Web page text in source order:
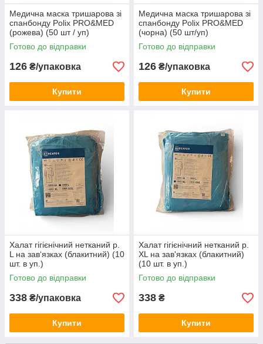
Медична маска тришарова зі
спанбонду Polix PRO&MED
(рожева) (50 шт / уп)
Готово до відправки
126 ₴/упаковка
Купити
Медична маска тришарова зі
спанбонду Polix PRO&MED
(чорна) (50 шт/уп)
Готово до відправки
126 ₴/упаковка
Купити
Халат гігієнічний нетканий р.
L на зав‘язках (блакитний) (10
шт. в уп.)
Готово до відправки
338 ₴/упаковка
Купити
Халат гігієнічний нетканий р.
XL на зав'язках (блакитний)
(10 шт. в уп.)
Готово до відправки
338 ₴
Купити